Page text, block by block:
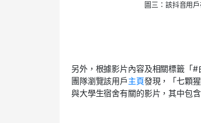
圖三：該抖音用
另外，根據影片內容及相關標籤「
團隊瀏覽該用戶主頁發現，「七顆
與大學生宿舍有關的影片，其中包